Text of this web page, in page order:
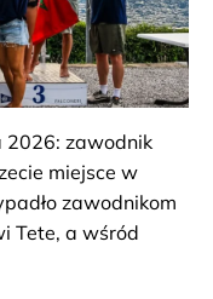
2026: zawodnik
miejsce w
zawodnikom
Tete, a wśród